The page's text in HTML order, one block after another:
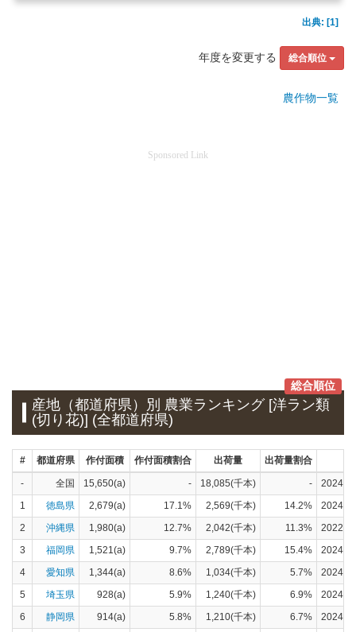
出典: [1]
年度を変更する 総合順位
農作物一覧
Sponsored Link
総合順位
産地（都道府県）別 農業ランキング [洋ラン類
(切り花)] (全都道府県)
# 都道府県 作付面積 作付面積割合 出荷量 出荷量割合
- 全国 15,650(a) - 18,085(千本) -
2024年
1
徳島県 2,679(a) 17.1% 2,569(千本) 14.2%
2024年
2
沖縄県 1,980(a) 12.7% 2,042(千本) 11.3%
2022年
3
福岡県 1,521(a) 9.7% 2,789(千本) 15.4%
2024年
4
愛知県 1,344(a) 8.6% 1,034(千本) 5.7%
2024年
5
埼玉県 928(a) 5.9% 1,240(千本) 6.9%
2024年
6
静岡県 914(a) 5.8% 1,210(千本) 6.7%
2024年